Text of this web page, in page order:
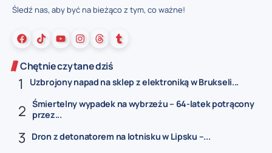
Śledź nas, aby być na bieżąco z tym, co ważne!
Chętnie czytane dziś
Uzbrojony napad na sklep z elektroniką w Brukseli...
Śmiertelny wypadek na wybrzeżu – 64-latek potrącony
przez...
Dron z detonatorem na lotnisku w Lipsku –...